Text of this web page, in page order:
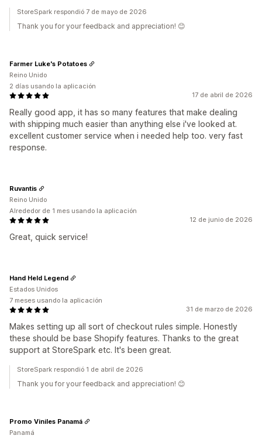
StoreSpark respondió 7 de mayo de 2026
Thank you for your feedback and appreciation! 😊
17 de abril de 2026
Really good app, it has so many features that make dealing
with shipping much easier than anything else i've looked at.
excellent customer service when i needed help too. very fast
response.
Farmer Luke's Potatoes
Reino Unido
2 días usando la aplicación
12 de junio de 2026
Great, quick service!
Ruvantis
Reino Unido
Alrededor de 1 mes usando la aplicación
31 de marzo de 2026
Makes setting up all sort of checkout rules simple. Honestly
these should be base Shopify features. Thanks to the great
support at StoreSpark etc. It's been great.
Hand Held Legend
Estados Unidos
7 meses usando la aplicación
StoreSpark respondió 1 de abril de 2026
Thank you for your feedback and appreciation! 😊
Promo Viniles Panamá
Panamá